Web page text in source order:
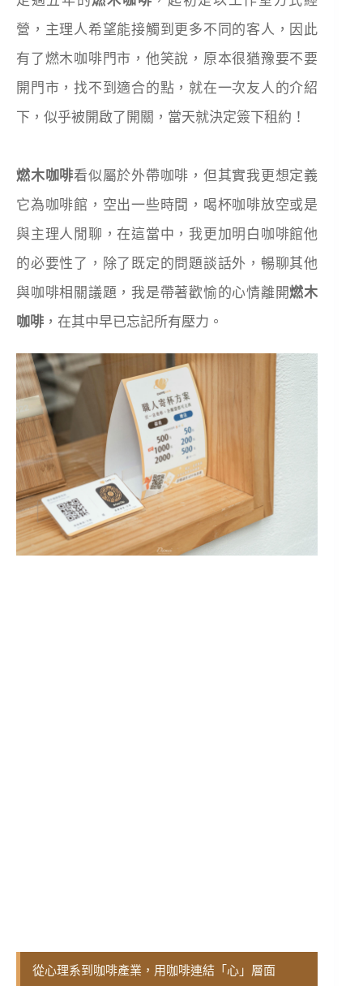
營，主理人希望能接觸到更多不同的客人，因此
有了燃木咖啡門市，他笑說，原本很猶豫要不要
開門市，找不到適合的點，就在一次友人的介紹
下，似乎被開啟了開關，當天就決定簽下租約！
燃木咖啡看似屬於外帶咖啡，但其實我更想定義
它為咖啡館，空出一些時間，喝杯咖啡放空或是
與主理人閒聊，在這當中，我更加明白咖啡館他
的必要性了，除了既定的問題談話外，暢聊其他
與咖啡相關議題，我是帶著歡愉的心情離開燃木
咖啡 ，在其中早已忘記所有壓力。
從心理系到咖啡產業，用咖啡連結「心」層面